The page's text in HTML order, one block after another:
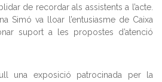
de recordar als assistents a l’acte.
Simó va lloar l’entusiasme de Caixa
suport a les propostes d’atenció
una exposició patrocinada per la